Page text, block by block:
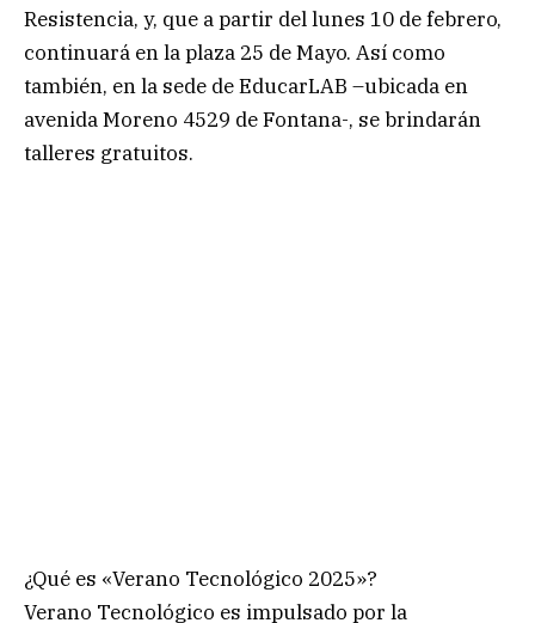
Resistencia, y, que a partir del lunes 10 de febrero,
continuará en la plaza 25 de Mayo. Así como
también, en la sede de EducarLAB –ubicada en
avenida Moreno 4529 de Fontana-, se brindarán
talleres gratuitos.
¿Qué es «Verano Tecnológico 2025»?
Verano Tecnológico es impulsado por la